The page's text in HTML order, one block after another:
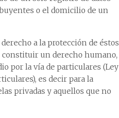
o el domicilio de un
a la protección de éstos
constituir un derecho humano,
por la vía de particulares (Ley
es decir para la
privadas y aquellos que no